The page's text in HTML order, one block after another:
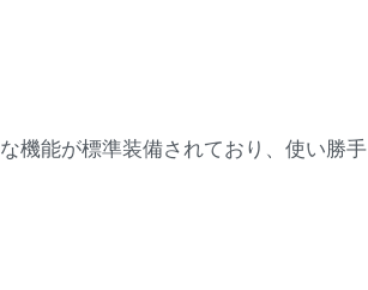
機能が標準装備されており、使い勝手